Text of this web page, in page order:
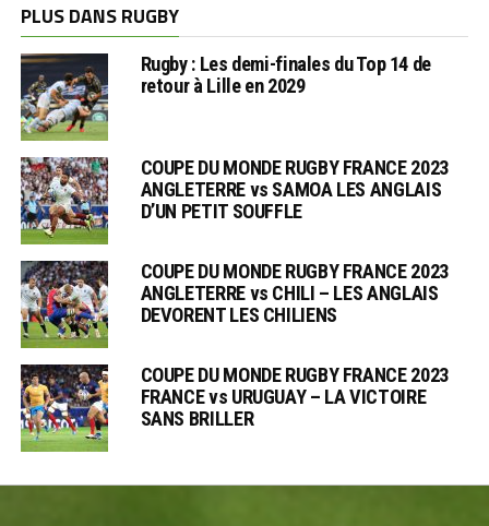
PLUS DANS RUGBY
Rugby : Les demi-finales du Top 14 de
retour à Lille en 2029
COUPE DU MONDE RUGBY FRANCE 2023
ANGLETERRE vs SAMOA LES ANGLAIS
D’UN PETIT SOUFFLE
COUPE DU MONDE RUGBY FRANCE 2023
ANGLETERRE vs CHILI – LES ANGLAIS
DEVORENT LES CHILIENS
COUPE DU MONDE RUGBY FRANCE 2023
FRANCE vs URUGUAY – LA VICTOIRE
SANS BRILLER